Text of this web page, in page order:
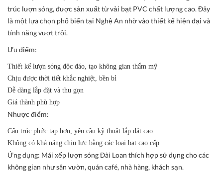
trúc lượn sóng, được sản xuất từ vải bạt PVC chất lượng cao. Đây
là một lựa chọn phổ biến tại Nghệ An nhờ vào thiết kế hiện đại và
tính năng vượt trội.
Ưu điểm:
Thiết kế lượn sóng độc đáo, tạo không gian thẩm mỹ
Chịu được thời tiết khắc nghiệt, bền bỉ
Dễ dàng lắp đặt và thu gọn
Giá thành phù hợp
Nhược điểm:
Cấu trúc phức tạp hơn, yêu cầu kỹ thuật lắp đặt cao
Không có khả năng chịu lực bằng các loại bạt cao cấp
Ứng dụng: Mái xếp lượn sóng Đài Loan thích hợp sử dụng cho các
không gian như sân vườn, quán café, nhà hàng, khách sạn.